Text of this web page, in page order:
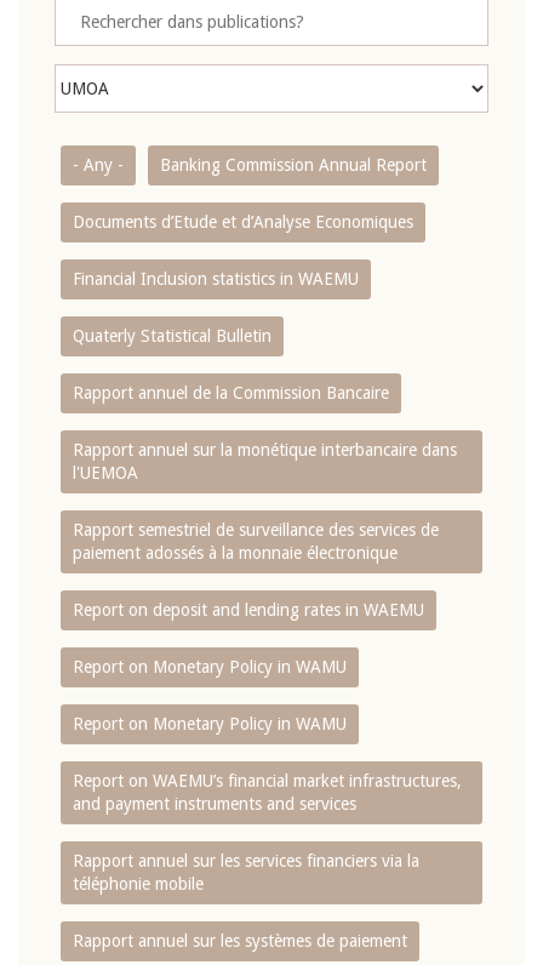
- Any - Banking Commission Annual Report
Documents d’Etude et d’Analyse Economiques
Financial Inclusion statistics in WAEMU
Quaterly Statistical Bulletin
Rapport annuel de la Commission Bancaire
Rapport annuel sur la monétique interbancaire dans
l'UEMOA
Rapport semestriel de surveillance des services de
paiement adossés à la monnaie électronique
Report on deposit and lending rates in WAEMU
Report on Monetary Policy in WAMU
Report on Monetary Policy in WAMU
Report on WAEMU’s financial market infrastructures,
and payment instruments and services
Rapport annuel sur les services financiers via la
téléphonie mobile
Rapport annuel sur les systèmes de paiement